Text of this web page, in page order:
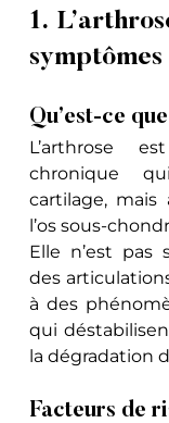
1.
symptômes
Qu’est-ce
L’arthrose
chronique
cartilage, mais
l’os sous-
Elle n’est pas
des
à des
qui
la dégradation
Facteurs de